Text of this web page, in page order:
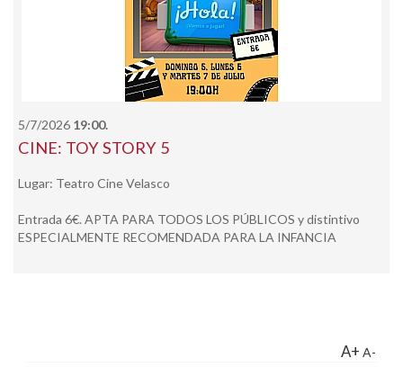
5/7/2026 19:00.
CINE: TOY STORY 5
Lugar: Teatro Cine Velasco
Entrada 6€. APTA PARA TODOS LOS PÚBLICOS y distintivo
ESPECIALMENTE RECOMENDADA PARA LA INFANCIA
A+ A-